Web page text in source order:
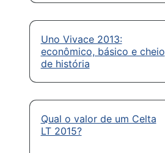
Uno Vivace 2013:
econômico, básico e cheio
de história
Qual o valor de um Celta
LT 2015?